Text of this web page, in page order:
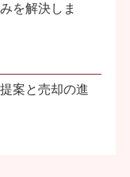
を解決しま
案と売却の進